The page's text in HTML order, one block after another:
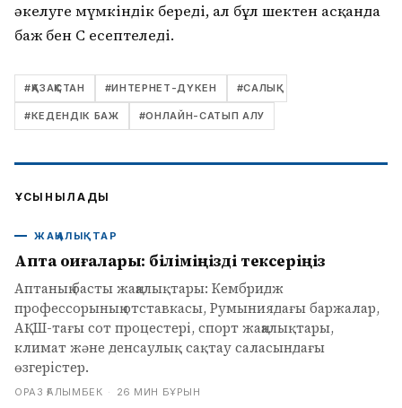
әкелуге мүмкіндік береді, ал бұл шектен асқанда
баж бен ҚҚС есептеледі.
#ҚАЗАҚСТАН #ИНТЕРНЕТ-ДҮКЕН #САЛЫҚ
#КЕДЕНДІК БАЖ #ОНЛАЙН-САТЫП АЛУ
ҰСЫНЫЛАДЫ
ЖАҢАЛЫҚТАР
Апта оқиғалары: біліміңізді тексеріңіз
Аптаның басты жаңалықтары: Кембридж
профессорының отставкасы, Румыниядағы баржалар,
АҚШ-тағы сот процестері, спорт жаңалықтары,
климат және денсаулық сақтау саласындағы
өзгерістер.
ОРАЗ ҒАЛЫМБЕК · 26 МИН БҰРЫН